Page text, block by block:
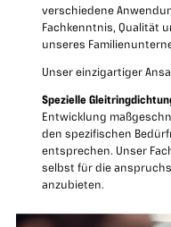
verschiedene
Fachkenntnis, Qualität
unseres
Unser einzigartiger
Spezielle
Entwicklung
den spezifischen
entsprechen. Unser
selbst für die
anzubieten.